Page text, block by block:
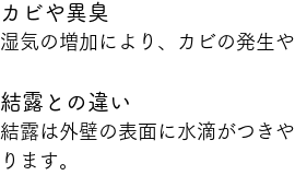
カビや異臭
湿気の増加により、カビの発生
結露との違い
結露は外壁の表面に水滴がつき
ります。